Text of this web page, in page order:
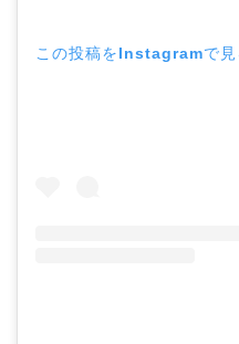
この投稿をInstagramで見